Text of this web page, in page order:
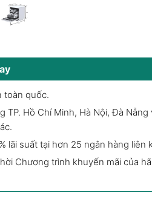
toàn quốc.
TP. Hồ Chí Minh, Hà Nội, Đà Nẵng
lãi suất tại hơn 25 ngân hàng liên
Chương trình khuyến mãi của